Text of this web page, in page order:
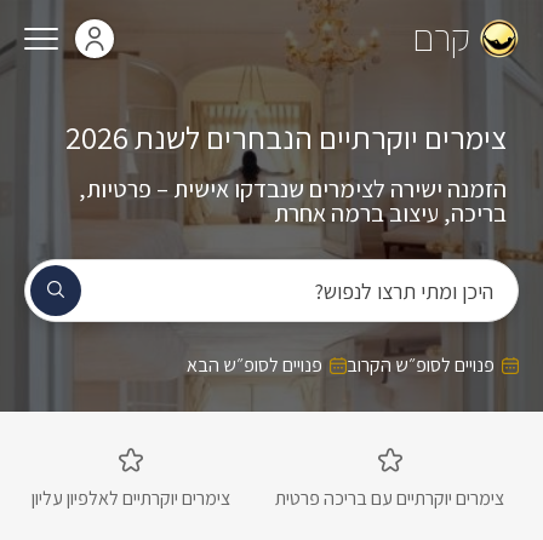
קרם
היכן ומתי תרצו לנפוש?
צימרים יוקרתיים הנבחרים לשנת 2026
הזמנה ישירה לצימרים שנבדקו אישית – פרטיות,
בריכה, עיצוב ברמה אחרת
פנויים לסופ״ש הקרוב פנויים לסופ״ש הבא
צימרים יוקרתיים עם בריכה פרטית צימרים יוקרתיים לאלפיון עליון